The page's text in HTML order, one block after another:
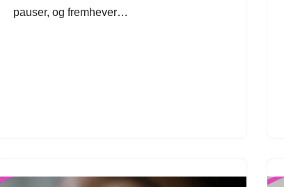
pauser, og fremhever…